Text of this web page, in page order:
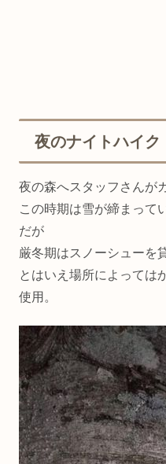
夜のナイトハイク
夜の森へスタッフさんが
この時期は雪が締まって
だが
厳冬期はスノーシューを
とはいえ場所によっては
使用。